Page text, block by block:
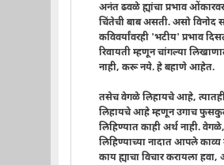
अनंत ढवळे ह्यांचा प्रभाव
चिंतेची बाब असती. असो विनोद
कविवर्यांवरही 'भटीय' प्रभाव
रिवायती म्हणून चांगल्या
नाही, करू नये. हे बहाणे आहेत.
तसेच वेगळे लिहायचे आहे,
लिहायचे आहे म्हणून उगाच
लिहिण्यात काही अर्थ नाही.
लिहिण्याच्या नादात आपले
काय ह्याचा विचार करायला